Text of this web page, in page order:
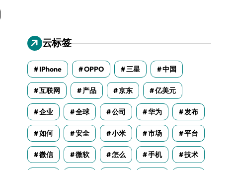
云标签
IPhone OPPO 三星 中国
互联网 产品 京东 亿美元
企业 全球 公司 华为 发布
如何 安全 小米 市场 平台
微信 微软 怎么 手机 技术